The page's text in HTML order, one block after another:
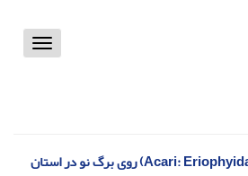
Toggle
خسارت کنه‌های اریوفید (Acari: Eriophyidae) روی برگ نو در استان